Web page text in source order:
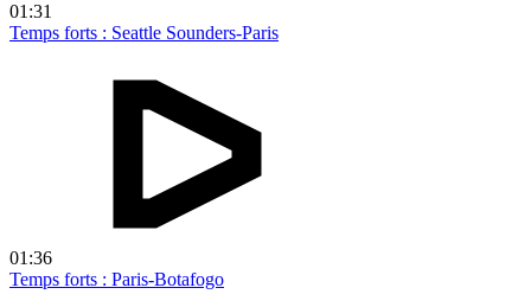
01:31
Temps forts : Seattle Sounders-Paris
01:36
Temps forts : Paris-Botafogo